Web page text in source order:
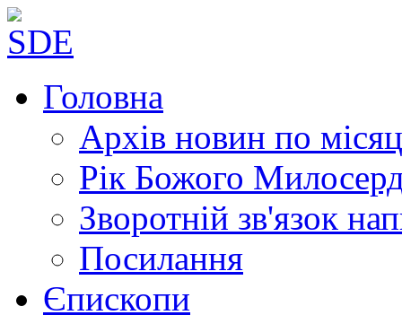
Головна
Архів новин по
Рік Божого
Зворотній зв'язок
Посилання
Єпископи